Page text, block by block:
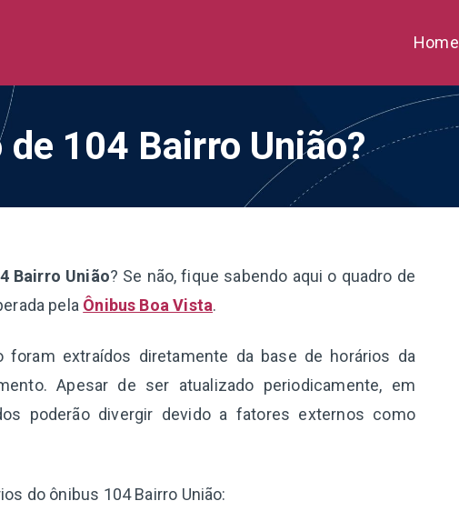
Home
104 Bairro União?
Bairro União? Se não, fique sabendo aqui o quadro de
pela Ônibus Boa Vista.
foram extraídos diretamente da base de horários da
Apesar de ser atualizado periodicamente, em
poderão divergir devido a fatores externos como
do ônibus 104 Bairro União: